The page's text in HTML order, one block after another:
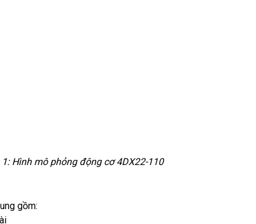
1: Hình mô phỏng động cơ 4DX22-110
gồm: